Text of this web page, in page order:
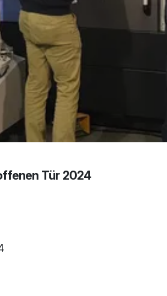
Tür 2024